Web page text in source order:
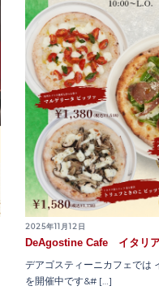
2025年11月12日
DeAgostine Cafe イタリ
デアゴスティーニカフェでは
を開催中です&# […]